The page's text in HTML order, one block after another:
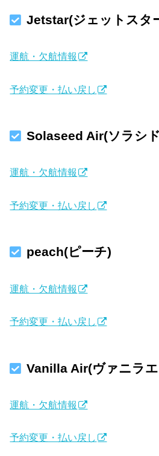
Jetstar(ジェットスタ
運航・欠航情報
予約変更・払い戻し
Solaseed Air(ソラシ
運航・欠航情報
予約変更・払い戻し
peach(ピーチ)
運航・欠航情報
予約変更・払い戻し
Vanilla Air(ヴァニラ
運航・欠航情報
予約変更・払い戻し